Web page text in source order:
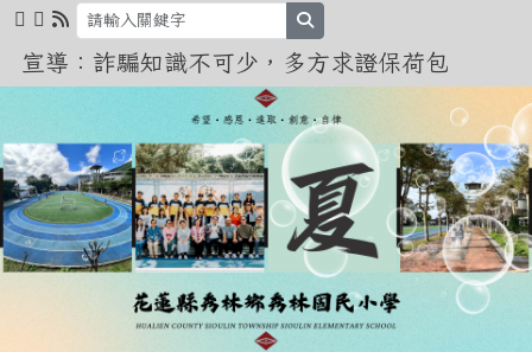
跳至主內容區
花蓮縣立秀林國小全球資訊網
宣導：詐騙知識不可少，多方求證保荷包